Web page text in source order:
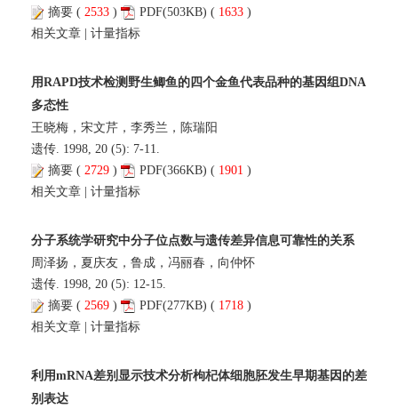
摘要 ( 2533 ) PDF(503KB) ( 1633 )
相关文章 | 计量指标
用RAPD技术检测野生鲫鱼的四个金鱼代表品种的基因组DNA
多态性
王晓梅，宋文芹，李秀兰，陈瑞阳
遗传. 1998, 20 (5): 7-11.
摘要 ( 2729 ) PDF(366KB) ( 1901 )
相关文章 | 计量指标
分子系统学研究中分子位点数与遗传差异信息可靠性的关系
周泽扬，夏庆友，鲁成，冯丽春，向仲怀
遗传. 1998, 20 (5): 12-15.
摘要 ( 2569 ) PDF(277KB) ( 1718 )
相关文章 | 计量指标
利用mRNA差别显示技术分析枸杞体细胞胚发生早期基因的差
别表达